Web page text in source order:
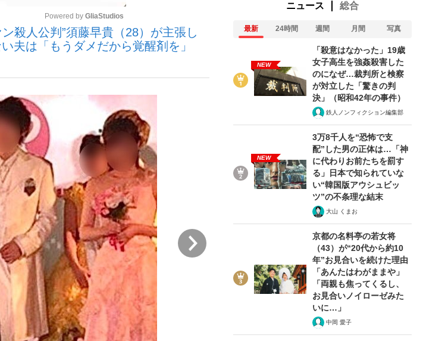
「クマが悪者扱いされているのが悲しい」『北の国から』倉本聰氏（91...
もっと見る
いまさら聞けない資産運用のすべて
もっと見る
Mute
Powered by GliaStudios
殺人公判”須藤早貴（28）が主張し
夫は「もうダメだから覚醒剤を」
ニュース 総合
最新 24時間 週間 月間 写真
NEW
「殺意はなかった」19歳
女子高生を強姦殺害した
のになぜ…裁判所と検察
が対立した「驚きの判
決」（昭和42年の事件）
鉄人ノンフィクション編集部
NEW
3万8千人を“恐怖で支
配”した男の正体は…「神
に代わりお前たちを罰す
る」日本で知られていな
い“韓国版アウシュビッ
ツ”の不条理な結末
大山 くまお
京都の名料亭の若女将
（43）が“20代から約10
年”お見合いを続けた理由
「あんたはわがままや」
「両親も焦ってくるし、
お見合いノイローゼみた
いに…」
中岡 愛子